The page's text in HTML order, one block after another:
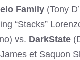
Family (Tony
“Stacks”
vs. DarkState
et Saquon